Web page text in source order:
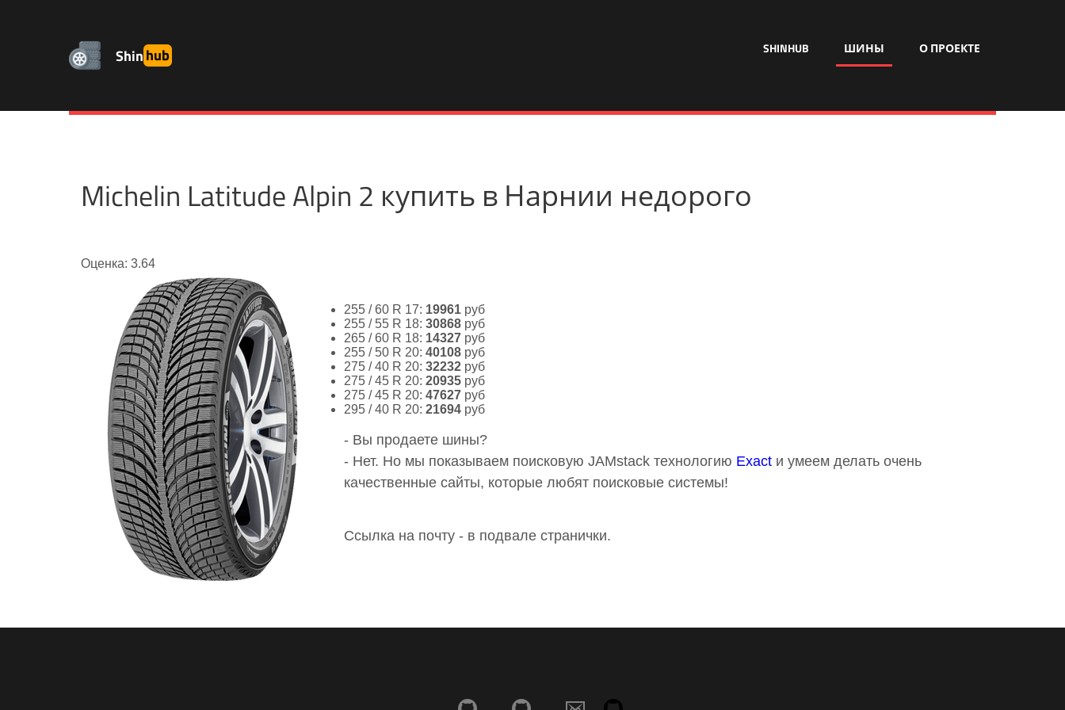
Shinhub SHINHUB ШИНЫ О ПРОЕКТЕ
Michelin Latitude Alpin 2 купить в Нарнии недорого
Оценка: 3.64
255 / 60 R 17: 19961 руб
255 / 55 R 18: 30868 руб
265 / 60 R 18: 14327 руб
255 / 50 R 20: 40108 руб
275 / 40 R 20: 32232 руб
275 / 45 R 20: 20935 руб
275 / 45 R 20: 47627 руб
295 / 40 R 20: 21694 руб
- Вы продаете шины?
- Нет. Но мы показываем поисковую JAMstack технологию Exact и умеем делать очень
качественные сайты, которые любят поисковые системы!
Ссылка на почту - в подвале странички.